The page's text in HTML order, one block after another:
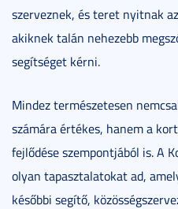
szerveznek, és teret nyitnak
akiknek talán nehezebb
segítséget kérni.
Mindez természetesen
számára értékes, hanem a
fejlődése szempontjából is. A
olyan tapasztalatokat ad,
későbbi segítő,